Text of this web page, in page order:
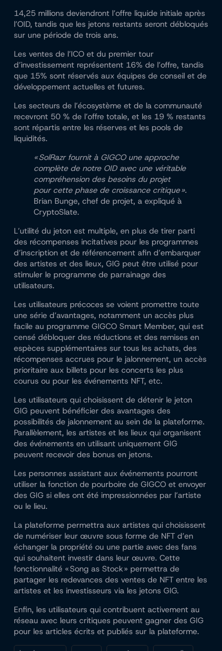
14,25 millions deviendront l’offre liquide initiale après
l’OID, tandis que les jetons restants seront débloqués
sur une période de trois ans.
Les ventes de l’ICO et du premier tour
d’investissement représentent 16% de l’offre, tandis
que 15% sont réservés aux équipes de conseil et de
développement actuelles et futures.
Les secteurs de l’écosystème et de la communauté
recevront 50 % de l’offre totale, et les 19 % restants
sont répartis entre les réserves et les pools de
liquidités.
« SolRazr fournit à GIGCO une approche
complète de notre OID avec une véritable
compréhension des besoins du projet
pour cette phase de croissance critique ».
Brian Bunge, chef de projet, a expliqué à
CryptoSlate.
L’utilité du jeton est multiple, en plus de tirer parti
des récompenses incitatives pour les programmes
d’inscription et de référencement afin d’embarquer
des artistes et des lieux, GIG peut être utilisé pour
stimuler le programme de parrainage des
utilisateurs.
Les utilisateurs précoces se voient promettre toute
une série d’avantages, notamment un accès plus
facile au programme GIGCO Smart Member, qui est
censé débloquer des réductions et des remises en
espèces supplémentaires sur tous les achats, des
récompenses accrues pour le jalonnement, un accès
prioritaire aux billets pour les concerts les plus
courus ou pour les événements NFT, etc.
Les utilisateurs qui choisissent de détenir le jeton
GIG peuvent bénéficier des avantages des
possibilités de jalonnement au sein de la plateforme.
Parallèlement, les artistes et les lieux qui organisent
des événements en utilisant uniquement GIG
peuvent recevoir des bonus en jetons.
Les personnes assistant aux événements pourront
utiliser la fonction de pourboire de GIGCO et envoyer
des GIG si elles ont été impressionnées par l’artiste
ou le lieu.
La plateforme permettra aux artistes qui choisissent
de numériser leur œuvre sous forme de NFT d’en
échanger la propriété ou une partie avec des fans
qui souhaitent investir dans leur œuvre. Cette
fonctionnalité « Song as Stock » permettra de
partager les redevances des ventes de NFT entre les
artistes et les investisseurs via les jetons GIG.
Enfin, les utilisateurs qui contribuent activement au
réseau avec leurs critiques peuvent gagner des GIG
pour les articles écrits et publiés sur la plateforme.